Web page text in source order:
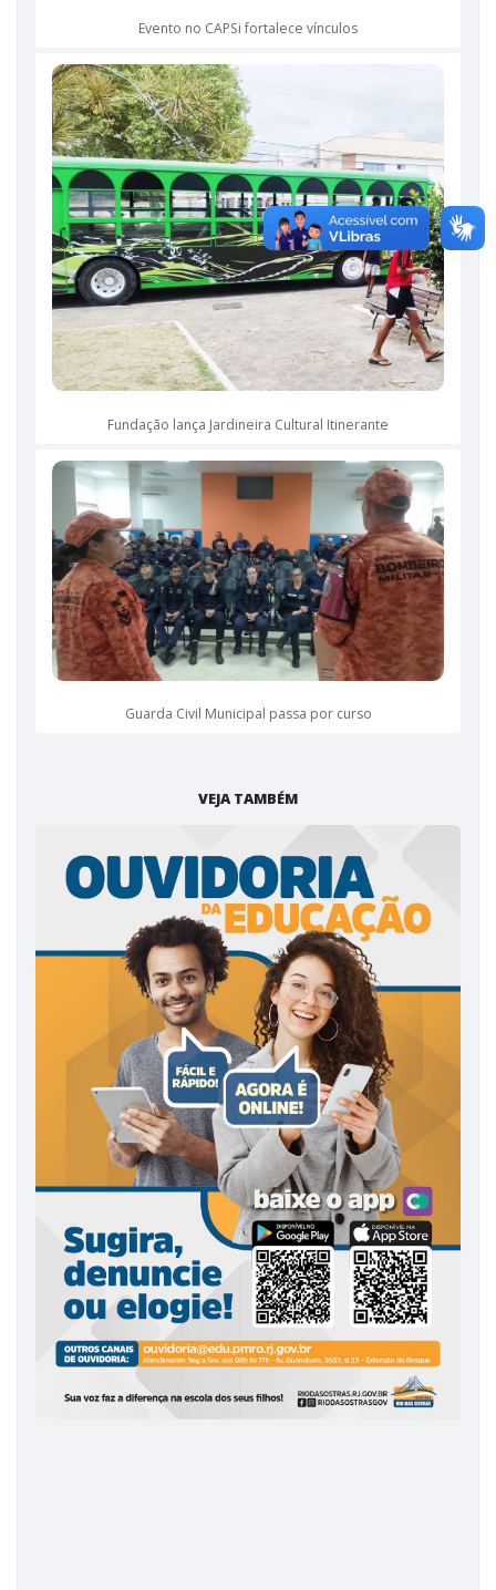
Evento no CAPSi fortalece vínculos
Fundação lança Jardineira Cultural Itinerante
Guarda Civil Municipal passa por curso
VEJA TAMBÉM